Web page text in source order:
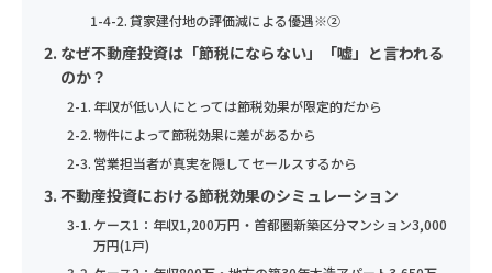
貸家建付地の評価減による優遇※②
なぜ不動産投資は「節税にならない」「嘘」と言われる
のか？
年収が低い人にとっては節税効果が限定的だから
物件によって節税効果に差があるから
営業担当者が真実を隠してセールスするから
不動産投資における節税効果のシミュレーション
ケース1：年収1,200万円・首都圏新築区分マンション3,000
万円(1戸)
この機能はCookieを無効にすることで収集を拒否することが出
来ますので、お使いのブラウザの設定をご確認ください。この規
約に関しての詳細はGoogleアナリティクスサービス利用規約の
ページやGoogleポリシーと規約ページをご覧ください。
他の個人データの安全管理のため、安全管理に関する取扱い規定
などの整備および実施体制の整備など、十分なセキュリティ対策
を講じるとともに、利用目的の達成に必要とされる正確性・最新
取扱いについて、個人情報保護法、個人情報保護方針及びその他
当社は、個人情報保護の観点から、お問い合わせ・資料請求・無
料カウンセリングの際に提出いただく個人情報は、以下の目的の
みに利用いたします。
①当社事業に関してお問い合わせいただいた内容に回答するた
め。
②当社事業に関してご請求いただいた各種資料を発送するため。
③当社のサービスのご案内・サポート情報をご提供するため。
④当社が委託を受けている保険募集業務およびこれらに付帯・関
お名前
年齢
年収
個人情報のお取り扱いについて
セットライフエージェンシー（以下，「当社」といいます。）
は、本ウェブサイト上で提供するサービス（以下「本サービス」
といいます）におけるプライバシー情報の取扱いについて、以下
個人情報の重要性に鑑み、また、不動産業・保険業に対する社会
の信頼をより向上させるため、お客様の個人情報を適正にお取り
当社は、個人情報の取扱いが適正に行われるよう従業者への教
育・指導を徹底します。
3）個人情報の利用目的
セットライフエージェンシー株式会社は、お客様の個人情報等の
取扱いについて、個人情報保護法、個人情報保護方針及びその他
の規範を遵守いたします。
当社は、個人情報保護の観点から、お問い合わせ・資料請求・無
みに利用いたします。
①当社事業に関してお問い合わせいただいた内容に回答するた
お名前
年齢